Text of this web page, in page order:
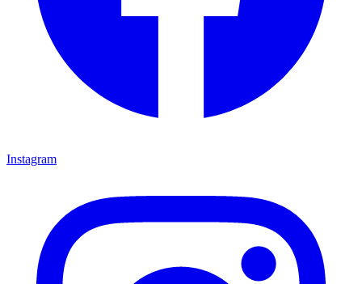
Instagram